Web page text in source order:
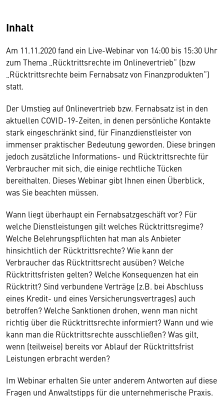
Inhalt
Am 11.11.2020 fand ein Live-Webinar von 14:00 bis 15:30 Uhr
zum Thema „Rücktrittsrechte im Onlinevertrieb“ (bzw
„Rücktrittsrechte beim Fernabsatz von Finanzprodukten“)
statt.
Der Umstieg auf Onlinevertrieb bzw. Fernabsatz ist in den
aktuellen COVID-19-Zeiten, in denen persönliche Kontakte
stark eingeschränkt sind, für Finanzdienstleister von
immenser praktischer Bedeutung geworden. Diese bringen
jedoch zusätzliche Informations- und Rücktrittsrechte für
Verbraucher mit sich, die einige rechtliche Tücken
bereithalten. Dieses Webinar gibt Ihnen einen Überblick,
was Sie beachten müssen.
Wann liegt überhaupt ein Fernabsatzgeschäft vor? Für
welche Dienstleistungen gilt welches Rücktrittsregime?
Welche Belehrungspflichten hat man als Anbieter
hinsichtlich der Rücktrittsrechte? Wie kann der
Verbraucher das Rücktrittsrecht ausüben? Welche
Rücktrittsfristen gelten? Welche Konsequenzen hat ein
Rücktritt? Sind verbundene Verträge (z.B. bei Abschluss
eines Kredit- und eines Versicherungsvertrages) auch
betroffen? Welche Sanktionen drohen, wenn man nicht
richtig über die Rücktrittsrechte informiert? Wann und wie
kann man die Rücktrittsrechte ausschließen? Was gilt,
wenn (teilweise) bereits vor Ablauf der Rücktrittsfrist
Leistungen erbracht werden?
Im Webinar erhalten Sie unter anderem Antworten auf diese
Fragen und Anwaltstipps für die unternehmerische Praxis.